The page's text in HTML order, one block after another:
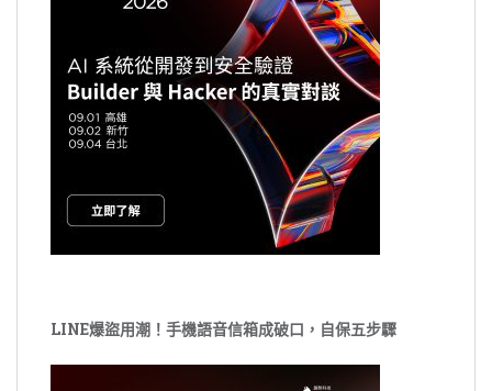
LINE爆盜用潮！手機語音信箱成破口，自保五步驟